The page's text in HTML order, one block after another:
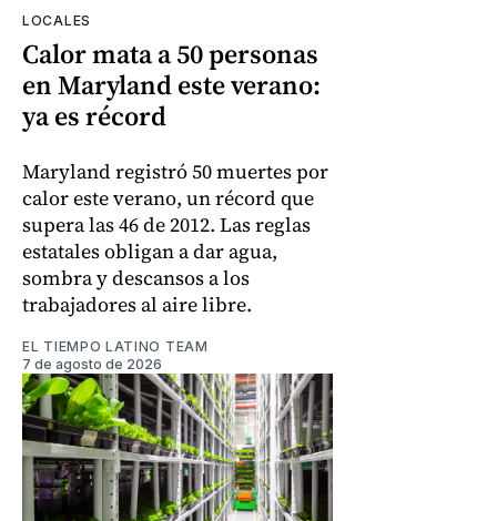
LOCALES
Calor mata a 50 personas
en Maryland este verano:
ya es récord
Maryland registró 50 muertes por
calor este verano, un récord que
supera las 46 de 2012. Las reglas
estatales obligan a dar agua,
sombra y descansos a los
trabajadores al aire libre.
EL TIEMPO LATINO TEAM
7 de agosto de 2026